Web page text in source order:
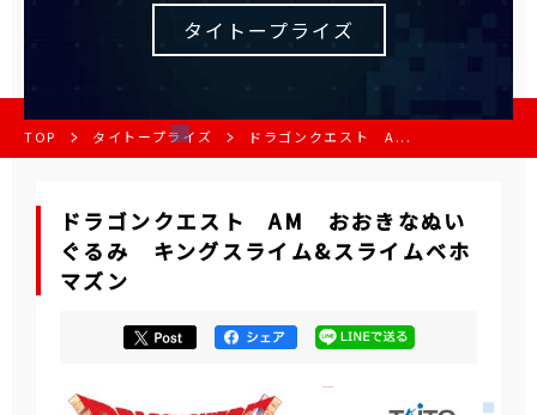
タイトープライズ
TOP タイトープライズ ドラゴンクエスト A...
ドラゴンクエスト AM おおきなぬい
ぐるみ キングスライム&スライムベホ
マズン